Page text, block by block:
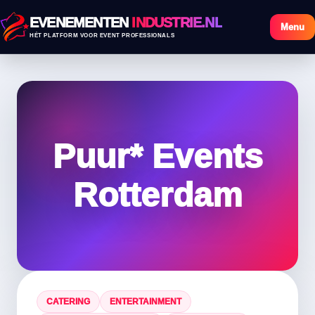
EVENEMENTEN INDUSTRIE.NL
HÉT PLATFORM VOOR EVENT PROFESSIONALS
Menu
Puur* Events
Rotterdam
CATERING ENTERTAINMENT